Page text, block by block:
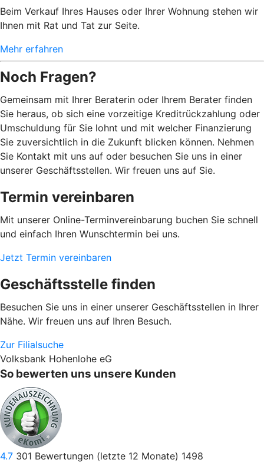
Beim Verkauf Ihres Hauses oder Ihrer Wohnung stehen wir
Ihnen mit Rat und Tat zur Seite.
Mehr erfahren
Noch Fragen?
Gemeinsam mit Ihrer Beraterin oder Ihrem Berater finden
Sie heraus, ob sich eine vorzeitige Kreditrückzahlung oder
Umschuldung für Sie lohnt und mit welcher Finanzierung
Sie zuversichtlich in die Zukunft blicken können. Nehmen
Sie Kontakt mit uns auf oder besuchen Sie uns in einer
unserer Geschäftsstellen. Wir freuen uns auf Sie.
Termin vereinbaren
Mit unserer Online-Terminvereinbarung buchen Sie schnell
und einfach Ihren Wunschtermin bei uns.
Jetzt Termin vereinbaren
Geschäftsstelle finden
Besuchen Sie uns in einer unserer Geschäftsstellen in Ihrer
Nähe. Wir freuen uns auf Ihren Besuch.
Zur Filialsuche
Volksbank Hohenlohe eG
So bewerten uns unsere Kunden
4.7 301 Bewertungen (letzte 12 Monate) 1498